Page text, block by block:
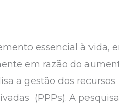
essencial à vida,
em razão do
a gestão dos
(PPPs). A